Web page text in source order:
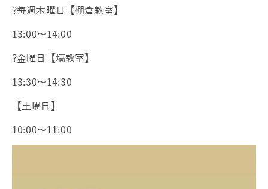
?毎週木曜日【棚倉教室】
13:00〜14:00
?金曜日【塙教室】
13:30〜14:30
【土曜日】
10:00〜11:00